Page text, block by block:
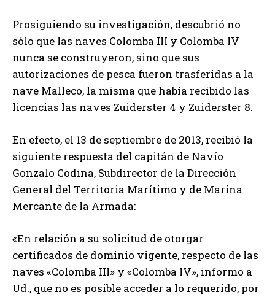
Prosiguiendo su investigación, descubrió no
sólo que las naves Colomba III y Colomba IV
nunca se construyeron, sino que sus
autorizaciones de pesca fueron trasferidas a la
nave Malleco, la misma que había recibido las
licencias las naves Zuiderster 4 y Zuiderster 8.
En efecto, el 13 de septiembre de 2013, recibió la
siguiente respuesta del capitán de Navío
Gonzalo Codina, Subdirector de la Dirección
General del Territoria Marítimo y de Marina
Mercante de la Armada:
«En relación a su solicitud de otorgar
certificados de dominio vigente, respecto de las
naves «Colomba III» y «Colomba IV», informo a
Ud., que no es posible acceder a lo requerido, por